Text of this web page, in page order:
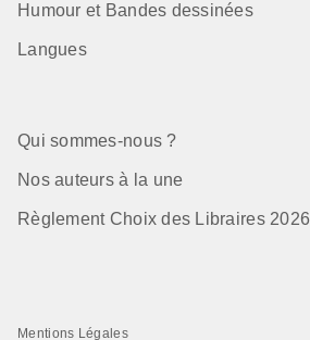
Humour et Bandes dessinées
Langues
Qui sommes-nous ?
Nos auteurs à la une
Règlement Choix des Libraires 2026
Mentions Légales